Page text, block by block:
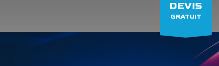
DEVIS
GRATUIT